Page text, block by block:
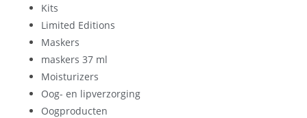
Kits
Limited Editions
Maskers
maskers 37 ml
Moisturizers
Oog- en lipverzorging
Oogproducten